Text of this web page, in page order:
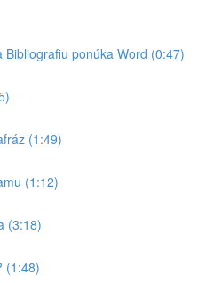
Bibliografiu ponúka Word (0:47)
(1:49)
(1:12)
(3:18)
(1:48)